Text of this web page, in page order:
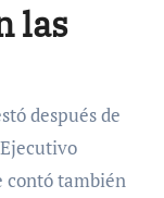
las
después de
contó también